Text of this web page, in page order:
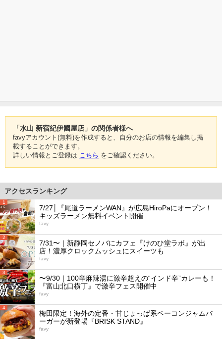
「水山 新宿紀伊國屋店」の関係者様へ
favyアカウント(無料)を作成すると、自分のお店の情報を編集し掲
載することができます。
詳しい情報とご登録は こちら をご確認ください。
アクセスランキング
1
7/27│『尾道ラーメンWAN』が広島HiroPaにオープン！
キッズラーメン無料イベント開催
favy
2
7/31〜｜新静岡セノバにカフェ『けのひ堂ラボ』が出
店！濃厚クロックムッシュにスイーツも
favy
3
〜9/30｜100辛麻辣湯に激辛超えの“インド辛”カレーも！
『富山北口横丁』で激辛フェス開催中
favy
4
梅田限定！海外の定番・甘じょっぱ系ベーコンジャムバ
ーガーが新登場『BRISK STAND』
favy